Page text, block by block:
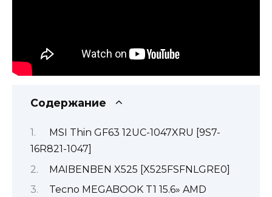
Содержание
MSI Thin GF63 12UC-1047XRU [9S7-
16R821-1047]
MAIBENBEN X525 [X525FSFNLGRE0]
Tecno MEGABOOK T1 15.6» AMD